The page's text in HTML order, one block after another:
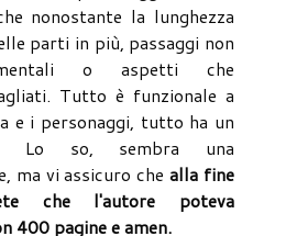
nonostante la lunghezza
parti in più, passaggi non
o aspetti che
Tutto è funzionale a
e i personaggi, tutto ha un
Lo so, sembra una
ma vi assicuro che alla fine
che l'autore poteva
400 pagine e amen.